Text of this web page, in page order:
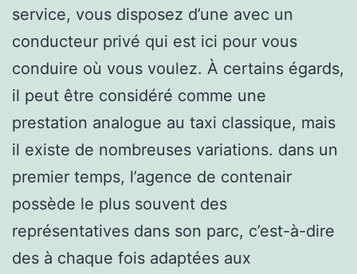
service, vous disposez d’une avec un
conducteur privé qui est ici pour vous
conduire où vous voulez. À certains égards,
il peut être considéré comme une
prestation analogue au taxi classique, mais
il existe de nombreuses variations. dans un
premier temps, l’agence de contenair
possède le plus souvent des
représentatives dans son parc, c’est-à-dire
des à chaque fois adaptées aux